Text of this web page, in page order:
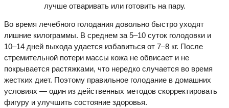
лучше отваривать или готовить на пару.
Во время лечебного голодания довольно быстро уходят
лишние килограммы. В среднем за 5–10 суток голодовки и
10–14 дней выхода удается избавиться от 7–8 кг. После
стремительной потери массы кожа не обвисает и не
покрывается растяжками, что нередко случается во время
жестких диет. Поэтому правильное голодание в домашних
условиях — один из действенных методов скорректировать
фигуру и улучшить состояние здоровья.